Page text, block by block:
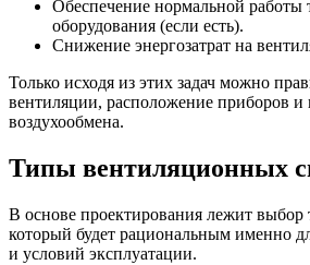
Обеспечение нормальной работы
оборудования (если есть).
Снижение энергозатрат на
Только исходя из этих задач можно
вентиляции, расположение приборов и
воздухообмена.
Типы вентиляционных
В основе проектирования лежит выбор
который будет рациональным именно
и условий эксплуатации.